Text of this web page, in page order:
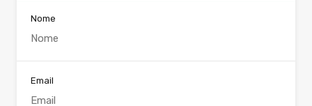
Nome
Email